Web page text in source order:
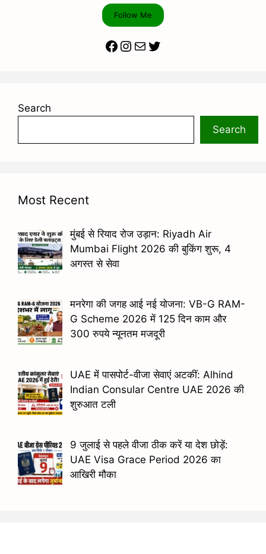
Follow Me
Facebook
Instagram
MailTwitter
Search
Search
Most Recent
मुंबई से रियाद रोज उड़ान: Riyadh Air
Mumbai Flight 2026 की बुकिंग शुरू, 4
अगस्त से सेवा
मनरेगा की जगह आई नई योजना: VB-G RAM-
G Scheme 2026 में 125 दिन काम और
300 रुपये न्यूनतम मजदूरी
UAE में पासपोर्ट-वीजा सेवाएं अटकीं: Alhind
Indian Consular Centre UAE 2026 की
शुरुआत टली
9 जुलाई से पहले वीजा ठीक करें या देश छोड़ें:
UAE Visa Grace Period 2026 का
आखिरी मौका